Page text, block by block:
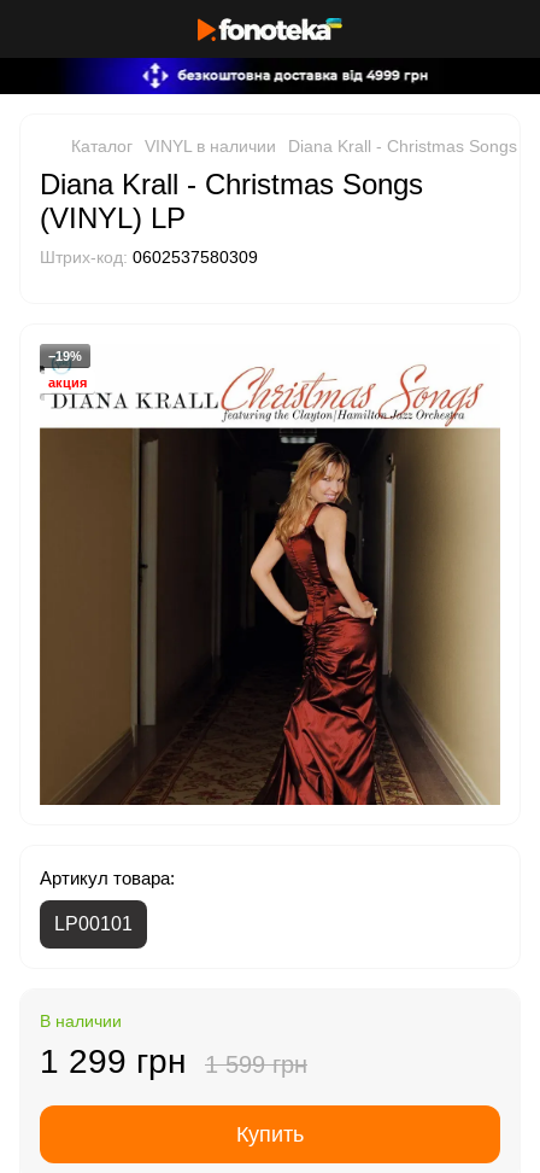
Каталог VINYL в наличии Diana Krall - Christmas Songs
Diana Krall - Christmas Songs
(VINYL) LP
Штрих-код: 0602537580309
−19%
акция
Артикул товара:
LP00101
В наличии
1 299 грн 1 599 грн
Купить